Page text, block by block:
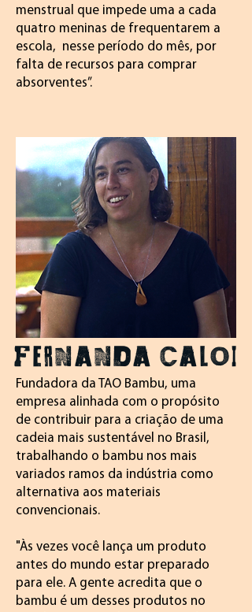
menstrual que impede uma a cada
quatro meninas de frequentarem a
escola, nesse período do mês, por
falta de recursos para comprar
absorventes”.
FERNANDA CALOI
Fundadora da TAO Bambu, uma
empresa alinhada com o propósito
de contribuir para a criação de uma
cadeia mais sustentável no Brasil,
trabalhando o bambu nos mais
variados ramos da indústria como
alternativa aos materiais
convencionais.
"Às vezes você lança um produto
antes do mundo estar preparado
para ele. A gente acredita que o
bambu é um desses produtos no